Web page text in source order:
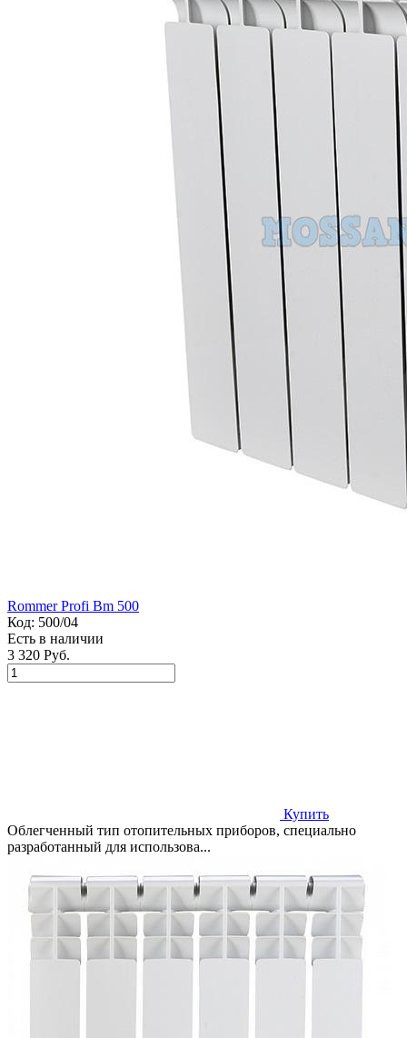
Rommer Profi Bm 500
Код: 500/04
Есть в наличии
3 320 Руб.
Купить
Облегченный тип отопительных приборов, специально
разработанный для использова...